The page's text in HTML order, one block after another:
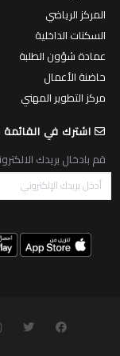
المركز الرياضي
السكنات الداخلية
عمادة شؤون الطلبة
حاضنة الأعمال
مركز التطوير المهني
اشترك في القائمة
قم بادخال بريدك